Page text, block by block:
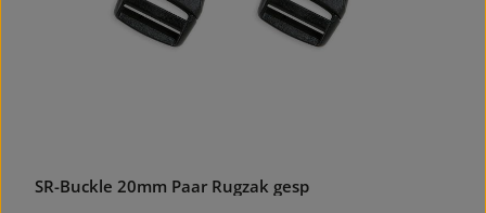
SR-Buckle 20mm Paar Rugzak gesp